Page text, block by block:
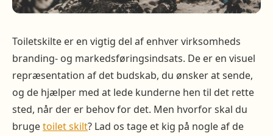
Toiletskilte er en vigtig del af enhver virksomheds
branding- og markedsføringsindsats. De er en visuel
repræsentation af det budskab, du ønsker at sende,
og de hjælper med at lede kunderne hen til det rette
sted, når der er behov for det. Men hvorfor skal du
brugetoilet skilt? Lad os tage et kig på nogle af de